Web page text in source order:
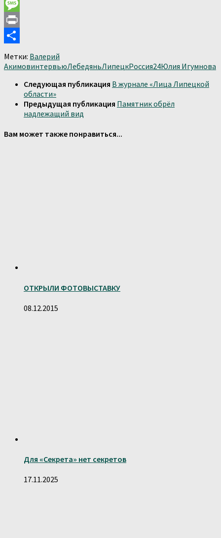
Email
Message
Print
Метки: Валерий
АкимовинтервьюЛебедяньЛипецкРоссия24Юлия Игумнова
Следующая публикация В журнале «Лица Липецкой
области»
Предыдущая публикация Памятник обрёл
надлежащий вид
Вам может также понравиться...
ОТКРЫЛИ ФОТОВЫСТАВКУ
08.12.2015
Для «Секрета» нет секретов
17.11.2025